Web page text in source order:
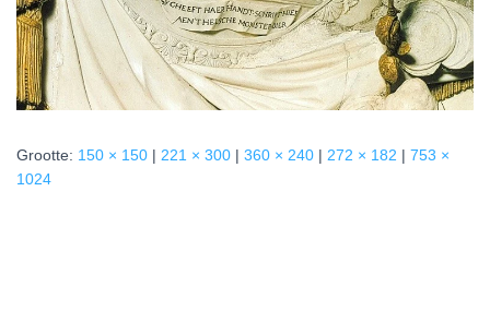
Grootte: 150 × 150 | 221 × 300 | 360 × 240 | 272 × 182 | 753 ×
1024